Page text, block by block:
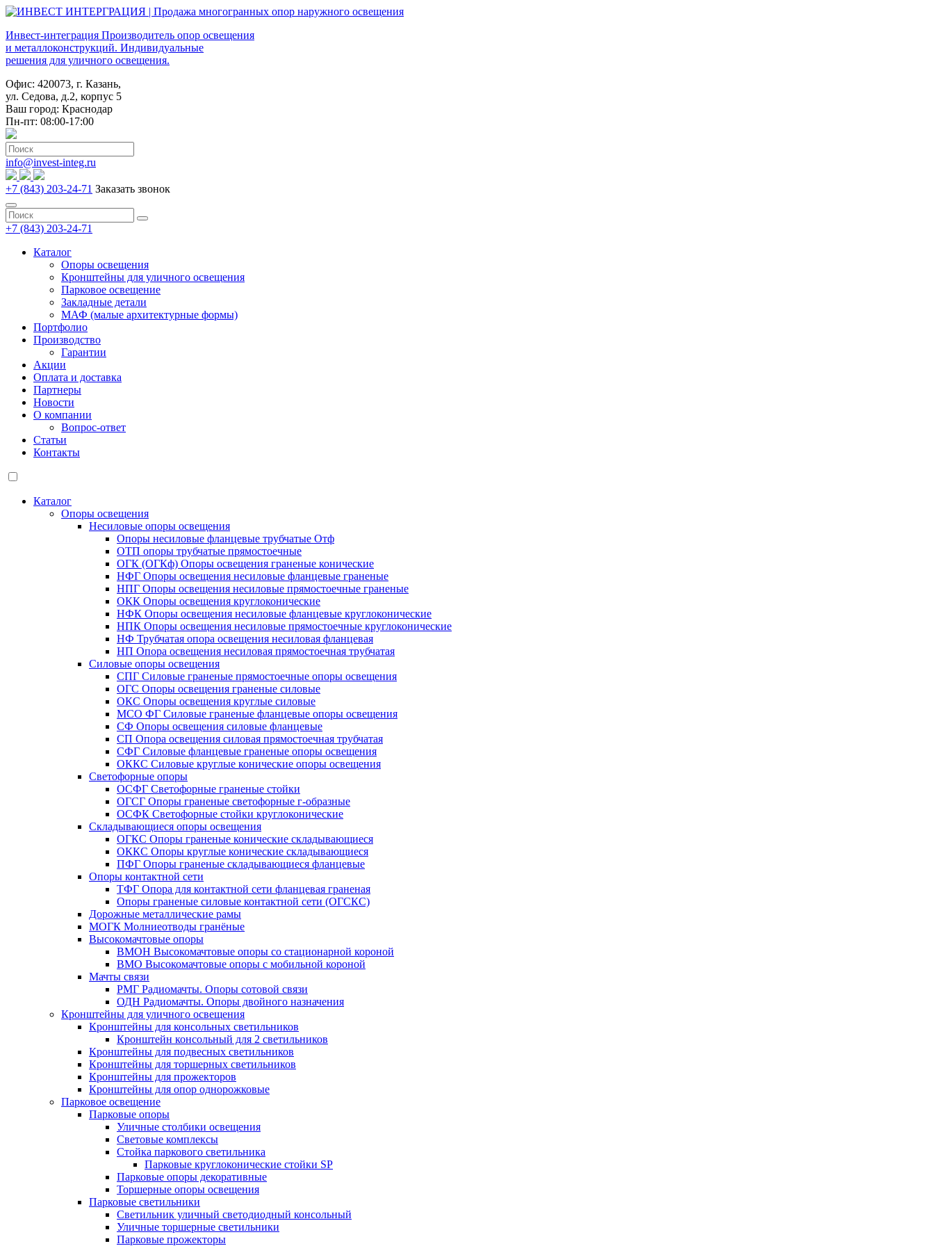
Инвест-интеграция Производитель опор освещения
и металлоконструкций. Индивидуальные
решения для уличного освещения.
Офис: 420073, г. Казань,
ул. Седова, д.2, корпус 5
Ваш город: Краснодар
Пн-пт: 08:00-17:00
info@invest-integ.ru
+7 (843) 203-24-71 Заказать звонок
+7 (843) 203-24-71
Каталог
Опоры освещения
Кронштейны для уличного освещения
Парковое освещение
Закладные детали
МАФ (малые архитектурные формы)
Портфолио
Производство
Гарантии
Акции
Оплата и доставка
Партнеры
Новости
О компании
Вопрос-ответ
Статьи
Контакты
Каталог
Опоры освещения
Несиловые опоры освещения
Опоры несиловые фланцевые трубчатые Отф
ОТП опоры трубчатые прямостоечные
ОГК (ОГКф) Опоры освещения граненые конические
НФГ Опоры освещения несиловые фланцевые граненые
НПГ Опоры освещения несиловые прямостоечные граненые
ОКК Опоры освещения круглоконические
НФК Опоры освещения несиловые фланцевые круглоконические
НПК Опоры освещения несиловые прямостоечные круглоконические
НФ Трубчатая опора освещения несиловая фланцевая
НП Опора освещения несиловая прямостоечная трубчатая
Силовые опоры освещения
СПГ Силовые граненые прямостоечные опоры освещения
ОГС Опоры освещения граненые силовые
ОКС Опоры освещения круглые силовые
МСО ФГ Силовые граненые фланцевые опоры освещения
СФ Опоры освещения силовые фланцевые
СП Опора освещения силовая прямостоечная трубчатая
СФГ Силовые фланцевые граненые опоры освещения
ОККС Силовые круглые конические опоры освещения
Светофорные опоры
ОСФГ Светофорные граненые стойки
ОГСГ Опоры граненые светофорные г-образные
ОСФК Светофорные стойки круглоконические
Складывающиеся опоры освещения
ОГКС Опоры граненые конические складывающиеся
ОККС Опоры круглые конические складывающиеся
ПФГ Опоры граненые складывающиеся фланцевые
Опоры контактной сети
ТФГ Опора для контактной сети фланцевая граненая
Опоры граненые силовые контактной сети (ОГСКС)
Дорожные металлические рамы
МОГК Молниеотводы гранёные
Высокомачтовые опоры
ВМОН Высокомачтовые опоры со стационарной короной
ВМО Высокомачтовые опоры с мобильной короной
Мачты связи
РМГ Радиомачты. Опоры сотовoй связи
ОДН Радиомачты. Опоры двойного назначения
Кронштейны для уличного освещения
Кронштейны для консольных светильников
Кронштейн консольный для 2 светильников
Кронштейны для подвесных светильников
Кронштейны для торшерных светильников
Кронштейны для прожекторов
Кронштейны для опор однорожковые
Парковое освещение
Парковые опоры
Уличные столбики освещения
Световые комплексы
Стойка паркового светильника
Парковые круглоконические стойки SP
Парковые опоры декоративные
Торшерные опоры освещения
Парковые светильники
Светильник уличный светодиодный консольный
Уличные торшерные светильники
Парковые прожекторы